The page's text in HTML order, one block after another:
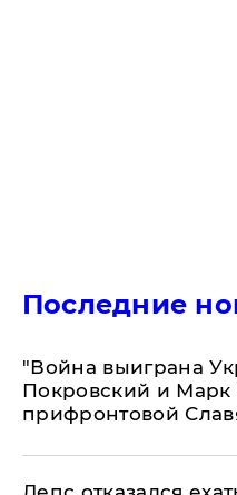
Последние
"Война выиграна
Покровский и
прифронтовой